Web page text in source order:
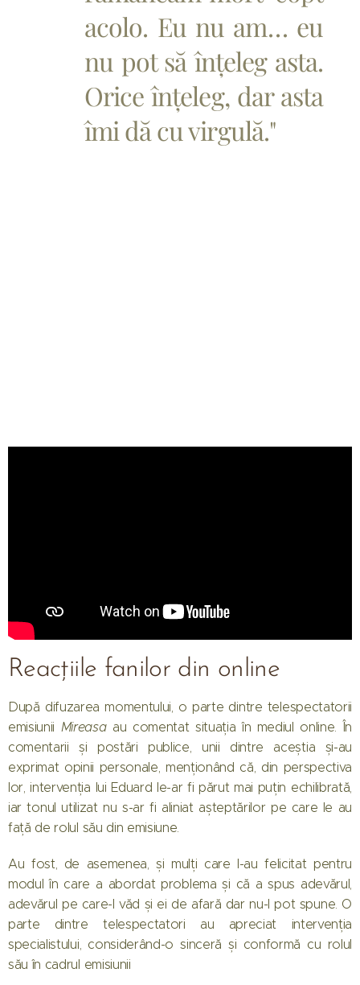
acolo. Eu nu am… eu
nu pot să înțeleg asta.
Orice înțeleg, dar asta
îmi dă cu virgulă."
Reacțiile fanilor din online
După difuzarea momentului, o parte dintre telespectatorii
emisiunii Mireasaau comentat situația în mediul online. În
comentarii și postări publice, unii dintre aceștia și-au
exprimat opinii personale, menționând că, din perspectiva
lor, intervenția lui Eduard le-ar fi părut mai puțin echilibrată,
iar tonul utilizat nu s-ar fi aliniat așteptărilor pe care le au
față de rolul său din emisiune.
Au fost, de asemenea, și mulți care l-au felicitat pentru
modul în care a abordat problema și că a spus adevărul,
adevărul pe care-l văd și ei de afară dar nu-l pot spune. O
parte dintre telespectatori au apreciat intervenția
specialistului, considerând-o sinceră și conformă cu rolul
său în cadrul emisiunii